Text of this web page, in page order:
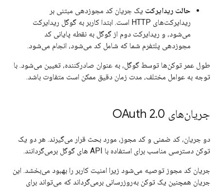
حالت ریدایرکت یک جریان کد مجوزدهی مبتنی بر
ریدایرکت‌های HTTP است. ابتدا کاربر به گوگل ریدایرکت
می‌شود، و ریدایرکت دوم از گوگل به نقطه پایانی کد
مجوزدهی پلتفرم شما که شامل کد می‌شود، انجام می‌شود.
طول عمر توکن‌ها توسط گوگل، به عنوان صادرکننده، تعیین می‌شود. با
توجه به عوامل مختلف، مدت زمان دقیق ممکن است متفاوت باشد.
جریان‌های OAuth 2 .0
دو جریان، کد ضمنی و کد مجوز، مورد بحث قرار می‌گیرند. هر دو یک
توکن دسترسی مناسب برای استفاده با API های گوگل برمی‌گردانند.
جریان کد مجوز توصیه می‌شود زیرا امنیت کاربر را بهبود می‌بخشد. این
جریان همچنین یک توکن به‌روزرسانی برمی‌گرداند که می‌تواند برای